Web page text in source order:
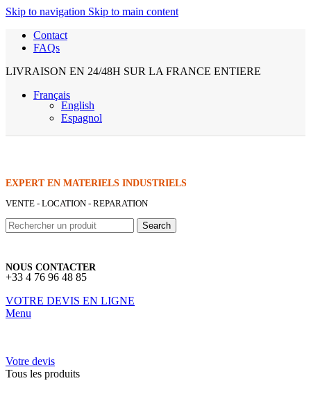
Skip to navigation Skip to main content
Contact
FAQs
LIVRAISON EN 24/48H SUR LA FRANCE ENTIERE
Français
English
Espagnol
EXPERT EN MATERIELS INDUSTRIELS
VENTE - LOCATION - REPARATION
Search
NOUS CONTACTER
+33 4 76 96 48 85
VOTRE DEVIS EN LIGNE
Menu
Votre devis
Tous les produits